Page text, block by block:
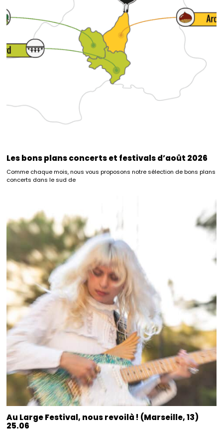
Les bons plans concerts et festivals d’août 2026
Comme chaque mois, nous vous proposons notre sélection de bons plans
concerts dans le sud de
Au Large Festival, nous revoilà ! (Marseille, 13)
25.06